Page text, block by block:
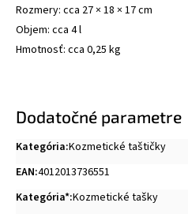
Rozmery: cca 27 × 18 × 17 cm
Objem: cca 4 l
Hmotnosť: cca 0,25 kg
Dodatočné parametre
Kategória:Kozmetické taštičky
EAN:4012013736551
Kategória*:Kozmetické tašky